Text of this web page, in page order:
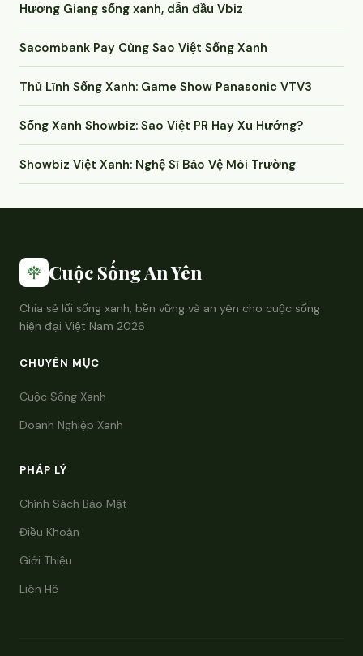
Hương Giang sống xanh, dẫn đầu Vbiz
Sacombank Pay Cùng Sao Việt Sống Xanh
Thủ Lĩnh Sống Xanh: Game Show Panasonic VTV3
Sống Xanh Showbiz: Sao Việt PR Hay Xu Hướng?
Showbiz Việt Xanh: Nghệ Sĩ Bảo Vệ Môi Trường
Cuộc Sống An Yên
Chia sẻ lối sống xanh, bền vững và an yên cho cuộc sống
hiện đại Việt Nam 2026
CHUYÊN MỤC
Cuộc Sống Xanh
Doanh Nghiệp Xanh
PHÁP LÝ
Chính Sách Bảo Mật
Điều Khoản
Giới Thiệu
Liên Hệ